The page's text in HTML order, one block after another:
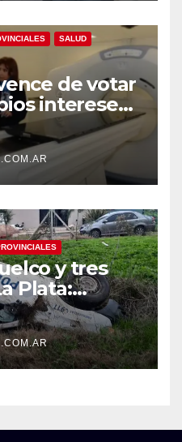
SALUD
de votar
intereses.
en la
y tres
Plata:
robadas
policial